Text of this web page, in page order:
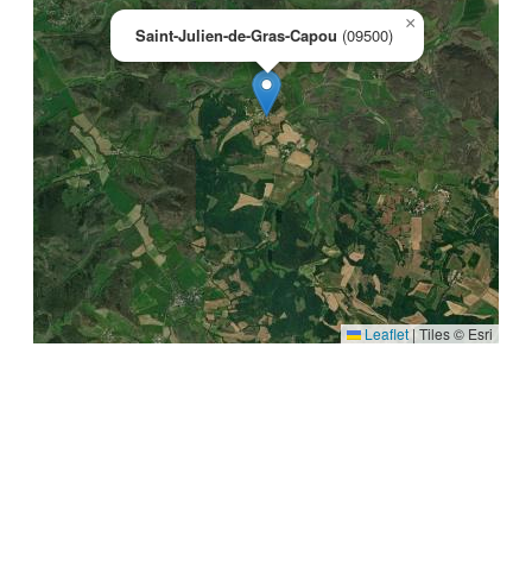
Saint-Julien-de-Gras-Capou (09500)
×
Leaflet | Tiles © Esri